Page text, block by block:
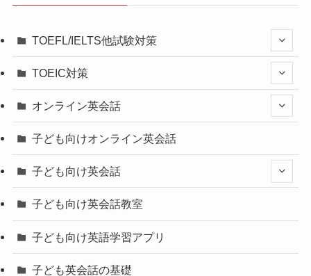
TOEFL/IELTS他試験対策
TOEIC対策
オンライン英会話
子ども向けオンライン英会話
子ども向け英会話
子ども向け英会話教室
子ども向け英語学習アプリ
子ども英会話の基礎